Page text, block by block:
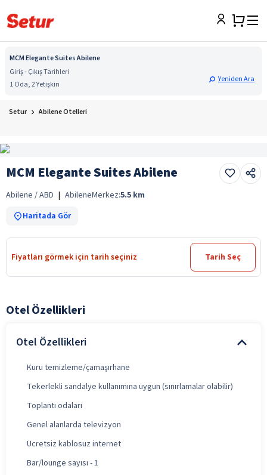
MCM Elegante Suites Abilene
Giriş - Çıkış Tarihleri
1 Oda, 2 Yetişkin
Yeniden Ara
Setur Abilene Otelleri
MCM Elegante Suites Abilene
Abilene / ABD | AbileneMerkez:5.5 km
Haritada Gör
Fiyatları görmek için tarih seçiniz Tarih Seç
Otel Özellikleri
Otel Özellikleri
Kuru temizleme/çamaşırhane
Tekerlekli sandalye kullanımına uygun (sınırlamalar olabilir)
Toplantı odaları
Genel alanlarda televizyon
Ücretsiz kablosuz internet
Bar/lounge sayısı - 1